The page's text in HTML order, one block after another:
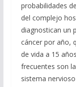
probabilidades
del complejo
diagnostican un
cáncer por año,
de vida a 15
frecuentes son
sistema